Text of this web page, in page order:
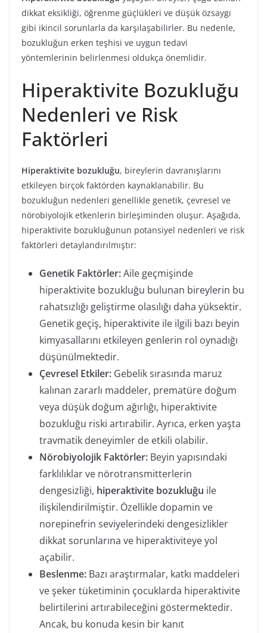
dikkat eksikliği, öğrenme güçlükleri ve düşük özsaygı
gibi ikincil sorunlarla da karşılaşabilirler. Bu nedenle,
bozukluğun erken teşhisi ve uygun tedavi
yöntemlerinin belirlenmesi oldukça önemlidir.
Hiperaktivite Bozukluğu
Nedenleri ve Risk
Faktörleri
Hiperaktivite bozukluğu, bireylerin davranışlarını
etkileyen birçok faktörden kaynaklanabilir. Bu
bozukluğun nedenleri genellikle genetik, çevresel ve
nörobiyolojik etkenlerin birleşiminden oluşur. Aşağıda,
hiperaktivite bozukluğunun potansiyel nedenleri ve risk
faktörleri detaylandırılmıştır:
Genetik Faktörler:Aile geçmişinde
hiperaktivite bozukluğu bulunan bireylerin bu
rahatsızlığı geliştirme olasılığı daha yüksektir.
Genetik geçiş, hiperaktivite ile ilgili bazı beyin
kimyasallarını etkileyen genlerin rol oynadığı
düşünülmektedir.
Çevresel Etkiler: Gebelik sırasında maruz
kalınan zararlı maddeler, prematüre doğum
veya düşük doğum ağırlığı, hiperaktivite
bozukluğu riski artırabilir. Ayrıca, erken yaşta
travmatik deneyimler de etkili olabilir.
Nörobiyolojik Faktörler: Beyin yapısındaki
farklılıklar ve nörotransmitterlerin
dengesizliği, hiperaktivite bozukluğu ile
ilişkilendirilmiştir. Özellikle dopamin ve
norepinefrin seviyelerindeki dengesizlikler
dikkat sorunlarına ve hiperaktiviteye yol
açabilir.
Beslenme: Bazı araştırmalar, katkı maddeleri
ve şeker tüketiminin çocuklarda hiperaktivite
belirtilerini artırabileceğini göstermektedir.
Ancak, bu konuda kesin bir kanıt